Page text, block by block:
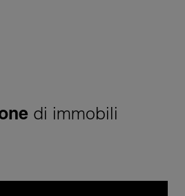
di immobili